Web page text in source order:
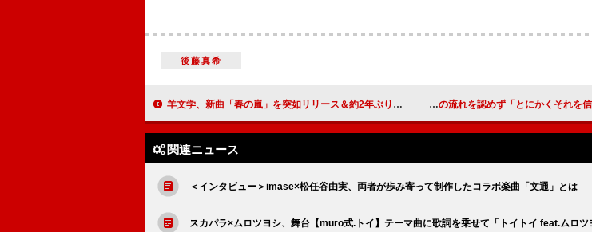
後藤真希
羊文学、新曲「春の嵐」を突如リリース＆約2年ぶりニューアルバムのリリースも決定 マライア・キャリー、依然として時の流れを認めず「とにか
関連ニュース
＜インタビュー＞imase×松任谷由実、両者が歩み寄って制作したコラボ楽曲「文通」とは
スカパラ×ムロツヨシ、舞台【muro式.トイ】テーマ曲に歌詞を乗せて「トイトイ feat.ムロツ